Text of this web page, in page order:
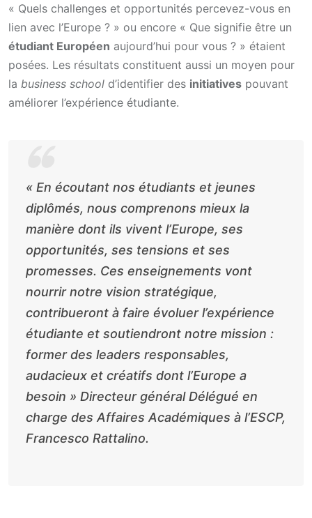
« Quels challenges et opportunités percevez-vous en
lien avec l’Europe ? » ou encore « Que signifie être un
étudiant Européen aujourd’hui pour vous ? » étaient
posées. Les résultats constituent aussi un moyen pour
la business school d’identifier des initiatives pouvant
améliorer l’expérience étudiante.
« En écoutant nos étudiants et jeunes
diplômés, nous comprenons mieux la
manière dont ils vivent l’Europe, ses
opportunités, ses tensions et ses
promesses. Ces enseignements vont
nourrir notre vision stratégique,
contribueront à faire évoluer l’expérience
étudiante et soutiendront notre mission :
former des leaders responsables,
audacieux et créatifs dont l’Europe a
besoin » Directeur général Délégué en
charge des Affaires Académiques à l’ESCP,
Francesco Rattalino.